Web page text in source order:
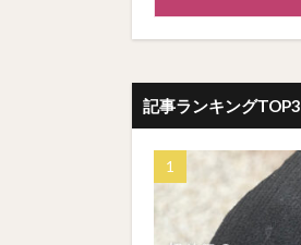
記事ランキングTOP3